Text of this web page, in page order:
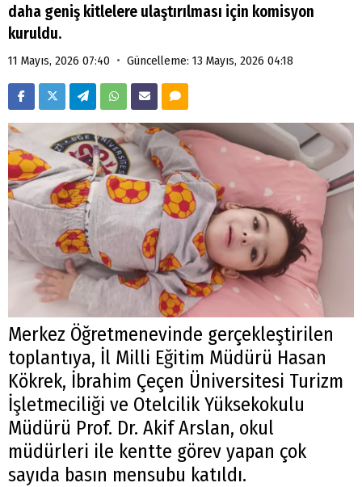
daha geniş kitlelere ulaştırılması için komisyon
kuruldu.
11 Mayıs, 2026 07:40 • Güncelleme: 13 Mayıs, 2026 04:18
Merkez Öğretmenevinde gerçekleştirilen
toplantıya, İl Milli Eğitim Müdürü Hasan
Kökrek, İbrahim Çeçen Üniversitesi Turizm
İşletmeciliği ve Otelcilik Yüksekokulu
Müdürü Prof. Dr. Akif Arslan, okul
müdürleri ile kentte görev yapan çok
sayıda basın mensubu katıldı.